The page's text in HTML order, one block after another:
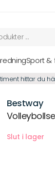
Sport &
hittar du
Bestway